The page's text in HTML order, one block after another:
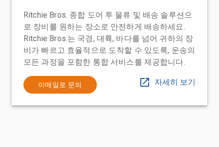
Ritchie Bros. 종합 도어 투 물류 및 배송 솔루션으
로 장비를 원하는 장소로 안전하게 배송하세요.
Ritchie Bros.는 국경, 대륙, 바다를 넘어 귀하의 장
비가 빠르고 효율적으로 도착할 수 있도록, 운송의
모든 과정을 포함한 통합 서비스를 제공합니다.
이메일로 문의 자세히 보기